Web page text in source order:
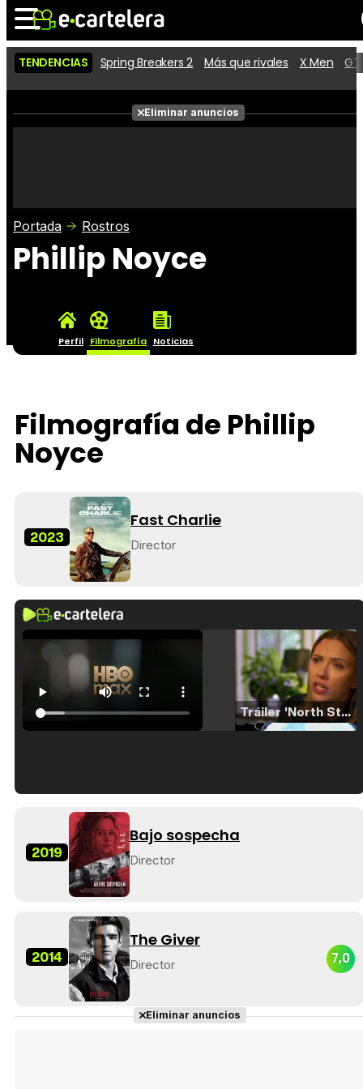
Noticias Cartelera
Películas
Críticas
TENDENCIAS Spring Breakers 2 Más que rivales X Men
Eliminar anuncios
Portada Rostros
Phillip Noyce
Perfil Filmografía Noticias
Filmografía de Phillip
Noyce
2023
Fast Charlie
Director
Tráiler 'North Star' (2023)
2019
Bajo sospecha
Director
2014
The Giver
Director 7,0
Eliminar anuncios